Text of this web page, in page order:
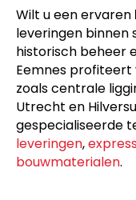
Wilt u een ervaren
leveringen binnen
historisch beheer
Eemnes
zoals centrale
Utrecht en
gespecialiseerde
leveringen,
bouwmaterialen.